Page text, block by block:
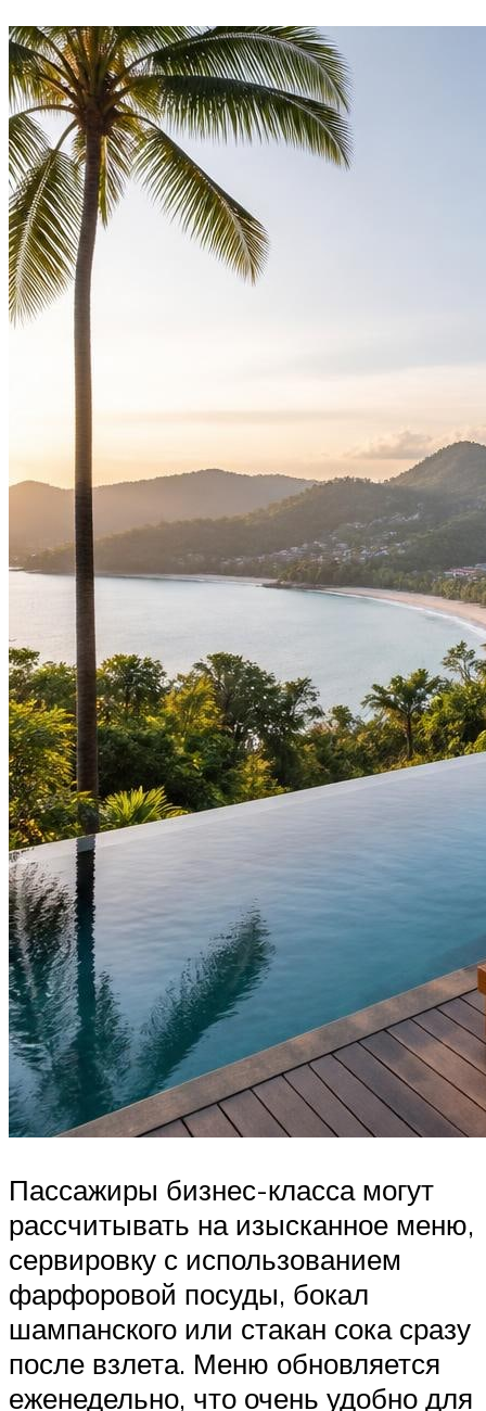
Пассажиры бизнес-класса могут
рассчитывать на изысканное меню,
сервировку с использованием
фарфоровой посуды, бокал
шампанского или стакан сока сразу
после взлета. Меню обновляется
еженедельно, что очень удобно для